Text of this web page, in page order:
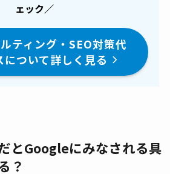
ェック／
ティング・SEO対策代
について詳しく見る
とGoogleにみなされる具
？